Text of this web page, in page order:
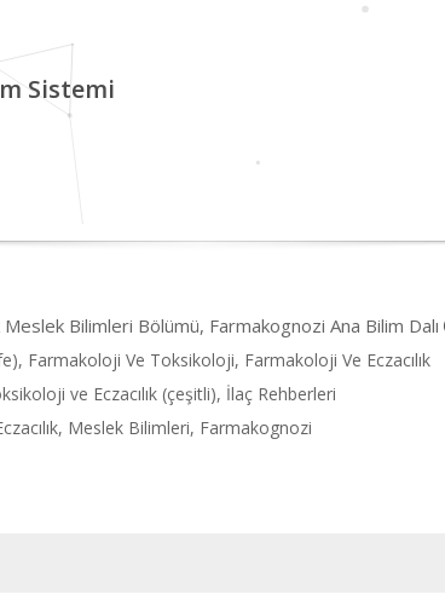
Sistemi
Meslek Bilimleri Bölümü, Farmakognozi Ana Bilim Dalı
Farmakoloji Ve Toksikoloji, Farmakoloji Ve Eczacılık
ve Eczacılık (çeşitli), İlaç Rehberleri
Meslek Bilimleri, Farmakognozi